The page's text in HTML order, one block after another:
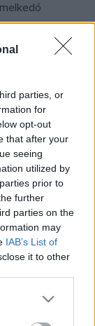
parties, or
for
opt-out
that after your
seeing
utilized by
prior to
further
parties on the
may
IAB’s List of
it to other
more Google
egy egész
és a benne
van,
által a filmhez
létre a film
a
Pál tart
Asztalos
helyszíneiről
szakjának
oktatója
tárgyú írásai a